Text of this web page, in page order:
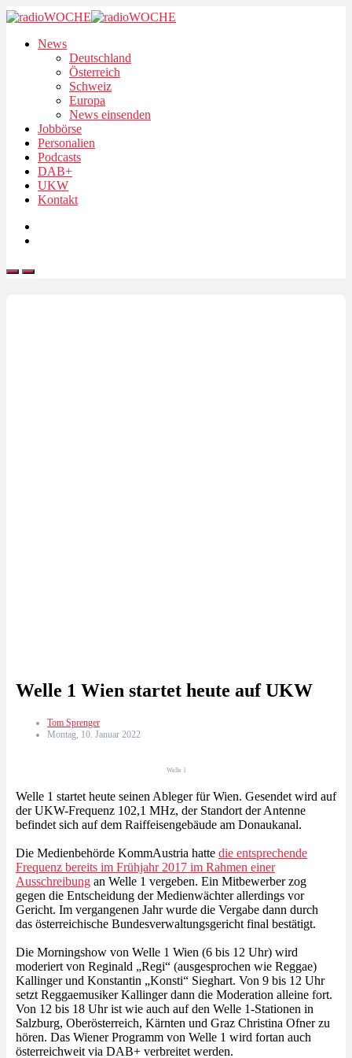
News
Deutschland
Österreich
Schweiz
Europa
News einsenden
Jobbörse
Personalien
Podcasts
DAB+
UKW
Kontakt
Welle 1 Wien startet heute auf UKW
Tom Sprenger
Montag, 10. Januar 2022
Welle 1
Welle 1 startet heute seinen Ableger für Wien. Gesendet wird auf
der UKW-Frequenz 102,1 MHz, der Standort der Antenne
befindet sich auf dem Raiffeisengebäude am Donaukanal.
Die Medienbehörde KommAustria hatte die entsprechende
Frequenz bereits im Frühjahr 2017 im Rahmen einer
Ausschreibung an Welle 1 vergeben. Ein Mitbewerber zog
gegen die Entscheidung der Medienwächter allerdings vor
Gericht. Im vergangenen Jahr wurde die Vergabe dann durch
das österreichische Bundesverwaltungsgericht final bestätigt.
Die Morningshow von Welle 1 Wien (6 bis 12 Uhr) wird
moderiert von Reginald „Regi“ (ausgesprochen wie Reggae)
Kallinger und Konstantin „Konsti“ Sieghart. Von 9 bis 12 Uhr
setzt Reggaemusiker Kallinger dann die Moderation alleine fort.
Von 12 bis 18 Uhr ist wie auch auf den Welle 1-Stationen in
Salzburg, Oberösterreich, Kärnten und Graz Christina Ofner zu
hören. Das Wiener Programm von Welle 1 wird fortan auch
österreichweit via DAB+ verbreitet werden.